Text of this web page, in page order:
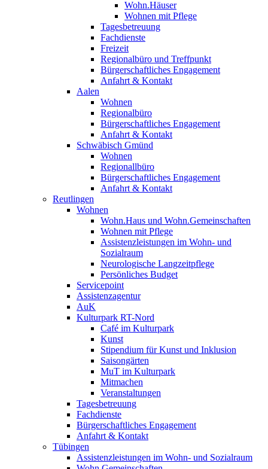
Wohn.Häuser
Wohnen mit Pflege
Tagesbetreuung
Fachdienste
Freizeit
Regionalbüro und Treffpunkt
Bürgerschaftliches Engagement
Anfahrt & Kontakt
Aalen
Wohnen
Regionalbüro
Bürgerschaftliches Engagement
Anfahrt & Kontakt
Schwäbisch Gmünd
Wohnen
Regionallbüro
Bürgerschaftliches Engagement
Anfahrt & Kontakt
Reutlingen
Wohnen
Wohn.Haus und Wohn.Gemeinschaften
Wohnen mit Pflege
Assistenzleistungen im Wohn- und
Sozialraum
Neurologische Langzeitpflege
Persönliches Budget
Servicepoint
Assistenzagentur
AuK
Kulturpark RT-Nord
Café im Kulturpark
Kunst
Stipendium für Kunst und Inklusion
Saisongärten
MuT im Kulturpark
Mitmachen
Veranstaltungen
Tagesbetreuung
Fachdienste
Bürgerschaftliches Engagement
Anfahrt & Kontakt
Tübingen
Assistenzleistungen im Wohn- und Sozialraum